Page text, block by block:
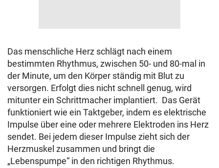
Das menschliche Herz schlägt nach einem
bestimmten Rhythmus, zwischen 50- und 80-mal in
der Minute, um den Körper ständig mit Blut zu
versorgen. Erfolgt dies nicht schnell genug, wird
mitunter ein Schrittmacher implantiert. Das Gerät
funktioniert wie ein Taktgeber, indem es elektrische
Impulse über eine oder mehrere Elektroden ins Herz
sendet. Bei jedem dieser Impulse zieht sich der
Herzmuskel zusammen und bringt die
„Lebenspumpe“ in den richtigen Rhythmus.